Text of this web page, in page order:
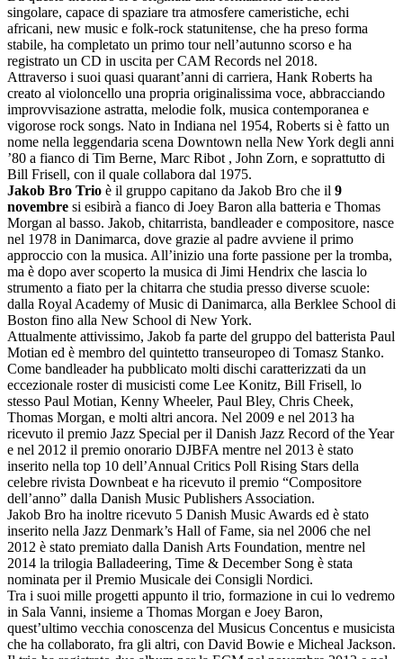
singolare, capace di spaziare tra atmosfere cameristiche, echi
africani, new music e folk-rock statunitense, che ha preso forma
stabile, ha completato un primo tour nell’autunno scorso e ha
registrato un CD in uscita per CAM Records nel 2018.
Attraverso i suoi quasi quarant’anni di carriera, Hank Roberts ha
creato al violoncello una propria originalissima voce, abbracciando
improvvisazione astratta, melodie folk, musica contemporanea e
vigorose rock songs. Nato in Indiana nel 1954, Roberts si è fatto un
nome nella leggendaria scena Downtown nella New York degli anni
’80 a fianco di Tim Berne, Marc Ribot , John Zorn, e soprattutto di
Bill Frisell, con il quale collabora dal 1975.
Jakob Bro Trio è il gruppo capitano da Jakob Bro che il 9
novembre si esibirà a fianco di Joey Baron alla batteria e Thomas
Morgan al basso. Jakob, chitarrista, bandleader e compositore, nasce
nel 1978 in Danimarca, dove grazie al padre avviene il primo
approccio con la musica. All’inizio una forte passione per la tromba,
ma è dopo aver scoperto la musica di Jimi Hendrix che lascia lo
strumento a fiato per la chitarra che studia presso diverse scuole:
dalla Royal Academy of Music di Danimarca, alla Berklee School di
Boston fino alla New School di New York.
Attualmente attivissimo, Jakob fa parte del gruppo del batterista Paul
Motian ed è membro del quintetto transeuropeo di Tomasz Stanko.
Come bandleader ha pubblicato molti dischi caratterizzati da un
eccezionale roster di musicisti come Lee Konitz, Bill Frisell, lo
stesso Paul Motian, Kenny Wheeler, Paul Bley, Chris Cheek,
Thomas Morgan, e molti altri ancora. Nel 2009 e nel 2013 ha
ricevuto il premio Jazz Special per il Danish Jazz Record of the Year
e nel 2012 il premio onorario DJBFA mentre nel 2013 è stato
inserito nella top 10 dell’Annual Critics Poll Rising Stars della
celebre rivista Downbeat e ha ricevuto il premio “Compositore
dell’anno” dalla Danish Music Publishers Association.
Jakob Bro ha inoltre ricevuto 5 Danish Music Awards ed è stato
inserito nella Jazz Denmark’s Hall of Fame, sia nel 2006 che nel
2012 è stato premiato dalla Danish Arts Foundation, mentre nel
2014 la trilogia Balladeering, Time & December Song è stata
nominata per il Premio Musicale dei Consigli Nordici.
Tra i suoi mille progetti appunto il trio, formazione in cui lo vedremo
in Sala Vanni, insieme a Thomas Morgan e Joey Baron,
quest’ultimo vecchia conoscenza del Musicus Concentus e musicista
che ha collaborato, fra gli altri, con David Bowie e Micheal Jackson.